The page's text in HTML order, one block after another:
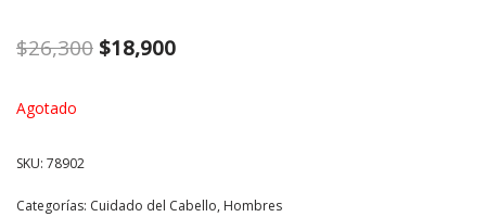
$26,300 $18,900
Agotado
SKU: 78902
Categorías: Cuidado del Cabello, Hombres